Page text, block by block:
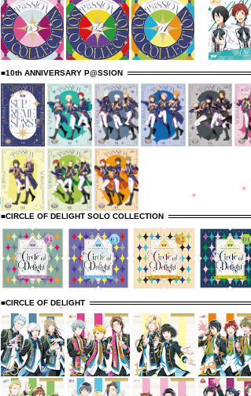
■10th ANNIVERSARY P@SSION
■CIRCLE OF DELIGHT SOLO COLLECTION
■CIRCLE OF DELIGHT